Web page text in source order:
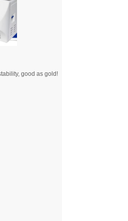
good as gold!